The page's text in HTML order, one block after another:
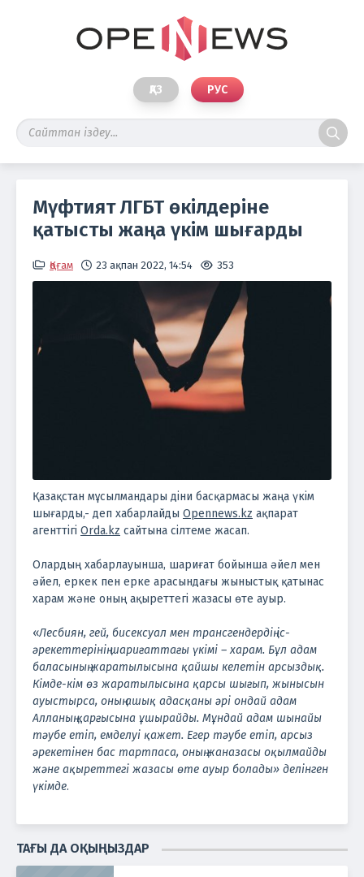
ҚАЗ РУС
Мүфтият ЛГБТ өкілдеріне
қатысты жаңа үкім шығарды
Қоғам 23 ақпан 2022, 14:54 353
Қазақстан мұсылмандары діни басқармасы жаңа үкім
шығарды,- деп хабарлайды Opennews.kz ақпарат
агенттігі Orda.kz сайтына сілтеме жасап.
Олардың хабарлауынша, шариғат бойынша әйел мен
әйел, еркек пен ерке арасындағы жыныстық қатынас
харам және оның ақыреттегі жазасы өте ауыр.
«Лесбиян, гей, бисексуал мен трансгендердің іс-
әрекеттерінің шариғаттағы үкімі – харам. Бұл адам
баласының жаратылысына қайшы келетін арсыздық.
Кімде-кім өз жаратылысына қарсы шығып, жынысын
ауыстырса, оның ашық адасқаны әрі ондай адам
Алланың қарғысына ұшырайды. Мұндай адам шынайы
тәубе етіп, емделуі қажет. Егер тәубе етіп, арсыз
әрекетінен бас тартпаса, оның жаназасы оқылмайды
және ақыреттегі жазасы өте ауыр болады» делінген
үкімде.
ТАҒЫ ДА ОҚЫҢЫЗДАР